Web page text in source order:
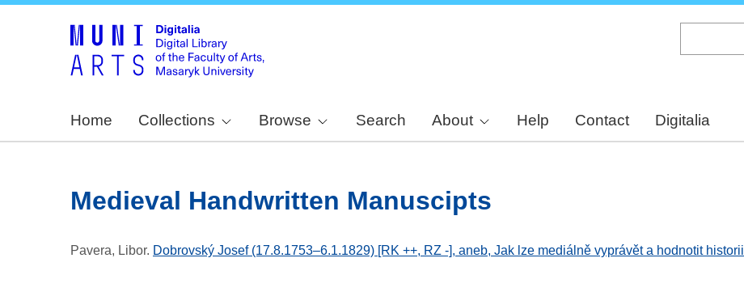
Home Collections Browse Search About Help Contact Digitalia
Medieval Handwritten Manuscipts
Pavera, Libor. Dobrovský Josef (17.8.1753–6.1.1829) [RK ++, RZ -], aneb, Jak lze mediálně vyprávět a hodnotit historii